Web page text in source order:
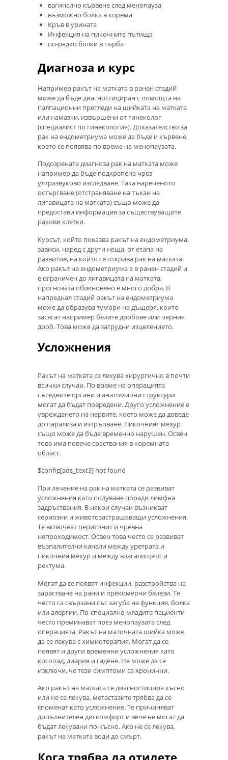
вагинално кървене след менопауза
възможно болка в корема
Кръв в урината
Инфекция на пикочните пътища
по-рядко болки в гърба
Диагноза и курс
Например ракът на матката в ранен стадий
може да бъде диагностициран с помощта на
палпационни прегледи на шийката на матката
или намазки, извършени от гинеколог
(специалист по гинекология). Доказателство за
рак на ендометриума може да бъде и кървене,
което се появява по време на менопаузата.
Подозрената диагноза рак на матката може
например да бъде подкрепена чрез
ултразвуково изследване. Така нареченото
остъргване (отстраняване на тъкан на
лигавицата на матката) също може да
предостави информация за съществуващите
ракови клетки.
Курсът, който показва ракът на ендометриума,
зависи, наред с други неща, от етапа на
развитие, на който се открива рак на матката:
Ако ракът на ендометриума е в ранен стадий и
е ограничен до лигавицата на матката,
прогнозата обикновено е много добра. В
напреднал стадий ракът на ендометриума
може да образува тумори на дъщеря, които
засягат например белите дробове или черния
дроб. Това може да затрудни изцелението.
Усложнения
Ракът на матката се лекува хирургично в почти
всички случаи. По време на операцията
съседните органи и анатомични структури
могат да бъдат повредени. Друго усложнение е
увреждането на нервите, което може да доведе
до парализа и изтръпване. Пикочният мехур
също може да бъде временно нарушен. Освен
това има повече сраствания в коремната
област.
$config[ads_text3] not found
При лечение на рак на матката се развиват
усложнения като подуване поради лимфна
задръствания. В някои случаи възникват
сериозни и животозастрашаващи усложнения.
Те включват перитонит и чревна
непроходимост. Освен това често се развиват
възпалителни канали между уретрата и
пикочния мехур и между влагалището и
ректума.
Могат да се появят инфекции, разстройства на
зарастване на рани и прекомерни белези. Те
често са свързани със загуба на функция, болка
или алергии. По-специално младите пациенти
често преминават през менопаузата след
операцията. Ракът на маточната шийка може
да се лекува с химиотерапия. Могат да се
появят и други временни усложнения като
косопад, диария и гадене. Не може да се
изключи, че тези симптоми са хронични.
Ако ракът на матката се диагностицира късно
или не се лекува, метастазите трябва да се
споменат като усложнение. Те причиняват
допълнителен дискомфорт и вече не могат да
бъдат лекувани по-късно. Ако не се лекува,
ракът на матката води до смърт.
Кога трябва да отидете